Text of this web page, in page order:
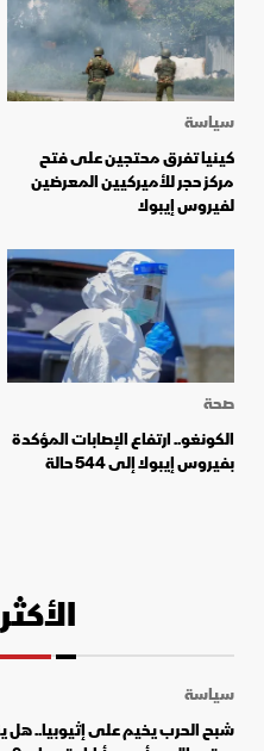
سياسة
كينيا تفرق محتجين على فتح
مركز حجر للأميركيين المعرضين
لفيروس إيبولا
صحة
الكونغو.. ارتفاع الإصابات المؤكدة
بفيروس إيبولا إلى 544 حالة
سياسة
شبح الحرب يخيم على إثيوبيا.. هل